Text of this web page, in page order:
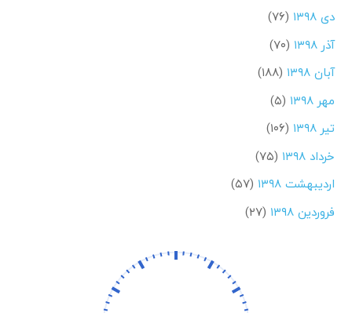
دی ۱۳۹۸
(۷۶)
آذر ۱۳۹۸
(۷۰)
آبان ۱۳۹۸
(۱۸۸)
مهر ۱۳۹۸
(۵)
تیر ۱۳۹۸
(۱۰۶)
خرداد ۱۳۹۸
(۷۵)
اردیبهشت ۱۳۹۸
(۵۷)
فروردین ۱۳۹۸
(۲۷)